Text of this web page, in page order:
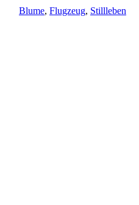
Blume, Flugzeug, Stillleben